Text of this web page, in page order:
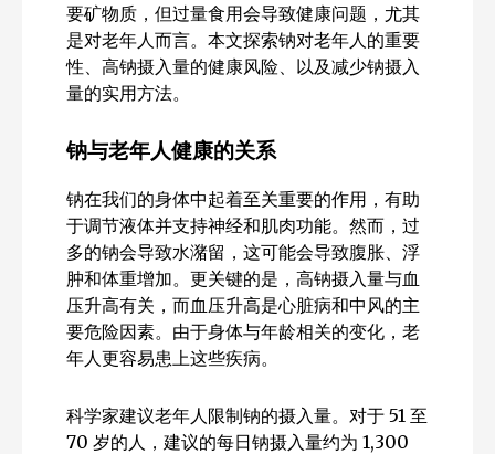
要矿物质，但过量食用会导致健康问题，尤其
是对老年人而言。本文探索钠对老年人的重要
性、高钠摄入量的健康风险、以及减少钠摄入
量的实用方法。
钠与老年人健康的关系
钠在我们的身体中起着至关重要的作用，有助
于调节液体并支持神经和肌肉功能。然而，过
多的钠会导致水潴留，这可能会导致腹胀、浮
肿和体重增加。更关键的是，高钠摄入量与血
压升高有关，而血压升高是心脏病和中风的主
要危险因素。由于身体与年龄相关的变化，老
年人更容易患上这些疾病。
科学家建议老年人限制钠的摄入量。对于 51 至
70 岁的人，建议的每日钠摄入量约为 1,300